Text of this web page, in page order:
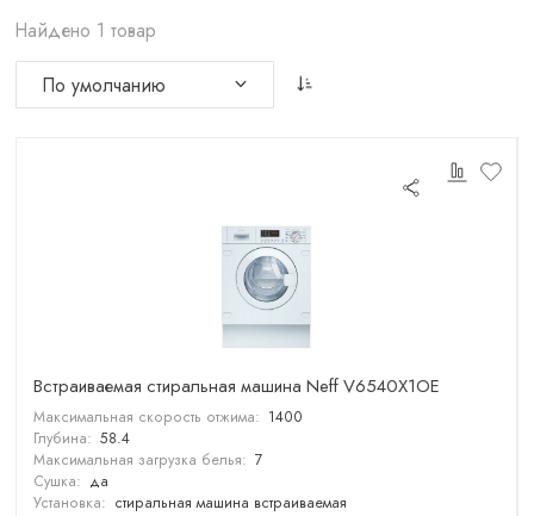
Найдено 1 товар
Встраиваемая стиральная машина Neff V6540X1OE
Максимальная скорость отжима: 1400
Глубина: 58.4
Максимальная загрузка белья: 7
Сушка: да
Установка: стиральная машина встраиваемая